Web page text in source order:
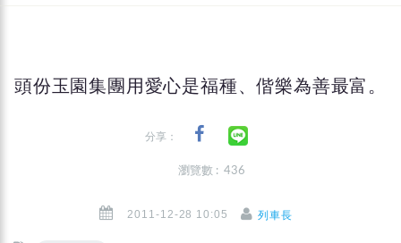
頭份玉園集團用愛心是福種、偕樂為善最富。
分享：
瀏覽數 : 436
2011-12-28 10:05 列車長